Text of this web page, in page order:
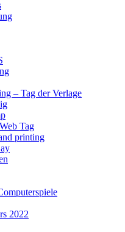
– Tag der Verlage
Tag
printing
2022